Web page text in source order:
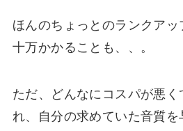
ほんのちょっとのランクア
十万かかることも、、。
ただ、どんなにコスパが悪く
れ、自分の求めていた音質を